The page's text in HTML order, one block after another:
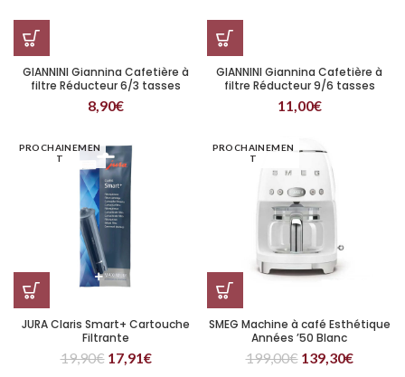
GIANNINI Giannina Cafetière à
filtre Réducteur 6/3 tasses
8,90€
GIANNINI Giannina Cafetière à
filtre Réducteur 9/6 tasses
11,00€
PROCHAINEMEN
T
JURA Claris Smart+ Cartouche
Filtrante
19,90€ 17,91€
PROCHAINEMEN
T
SMEG Machine à café Esthétique
Années ’50 Blanc
199,00€ 139,30€